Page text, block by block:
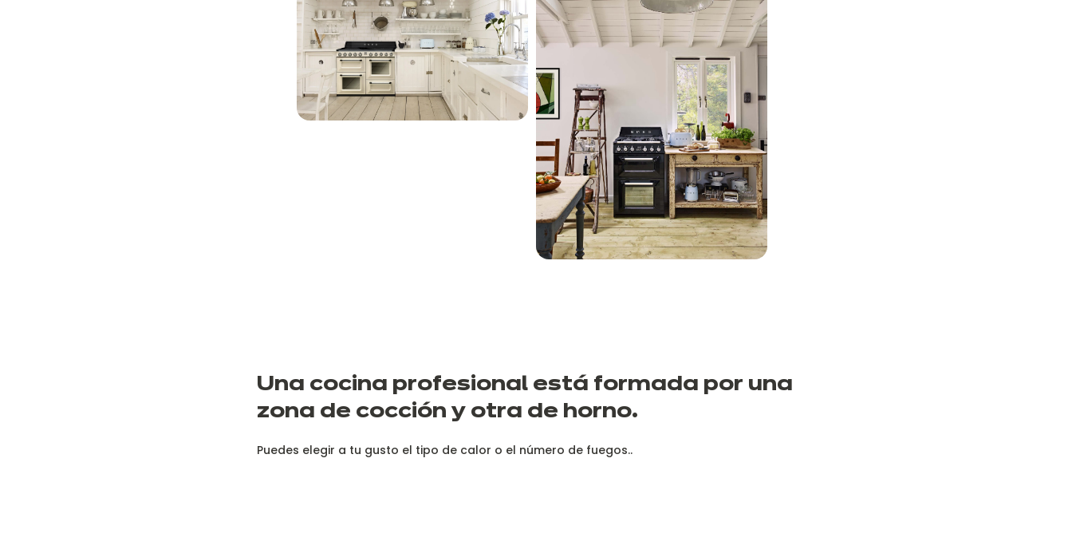
Una cocina profesional está formada por una
zona de cocción y otra de horno.
Puedes elegir a tu gusto el tipo de calor o el número de fuegos..